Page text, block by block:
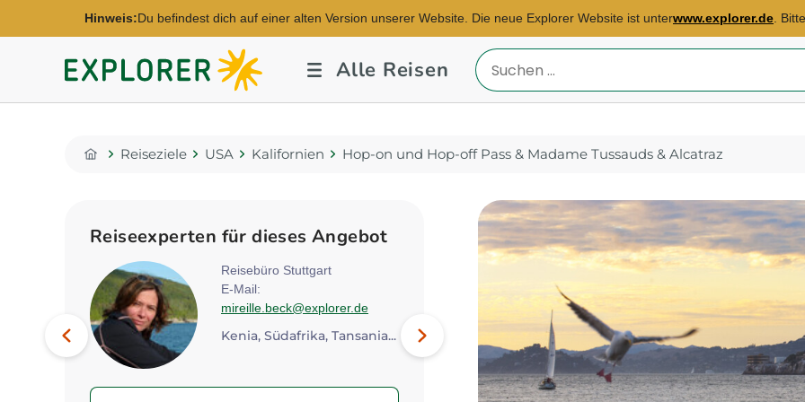
Hinweis:Du befindest dich auf einer alten Version unserer Website. Die neue Explorer Website ist unterwww.explorer.de .
Explorer
Fernreisen
Alle Reisen
Reiseland
eingeben
Home
Reiseziele USA Kalifornien Hop-on und Hop-off Pass & Madame Tussauds & Alcatraz
Reiseexperten für dieses Angebot
Botswana, Kenia, Namibia...
Reisebüro Stuttgart
E-Mail:
mireille.beck@explorer.de
Kenia, Südafrika, Tansania...
Reisebüro Hamburg
E-Mail:
lamia.tessin@explorer.de
Südafrika, China,
Indonesien...
Nächstes
Bild